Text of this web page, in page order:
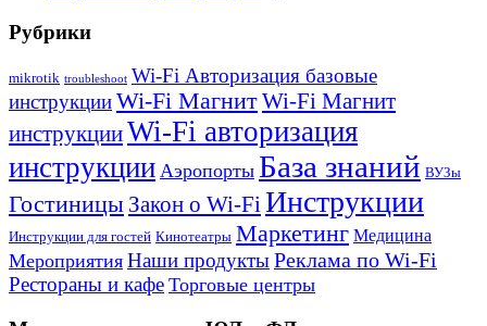
Рубрики
mikrotik troubleshoot Wi-Fi Авторизация базовые
инструкцииWi-Fi МагнитWi-Fi Магнит
инструкцииWi-Fi авторизация
инструкции Аэропорты База знаний ВУЗы
Гостиницы Закон о Wi-FiИнструкции
Инструкции для гостей Кинотеатры Маркетинг Медицина
Мероприятия Наши продуктыРеклама по Wi-Fi
Рестораны и кафе Торговые центры